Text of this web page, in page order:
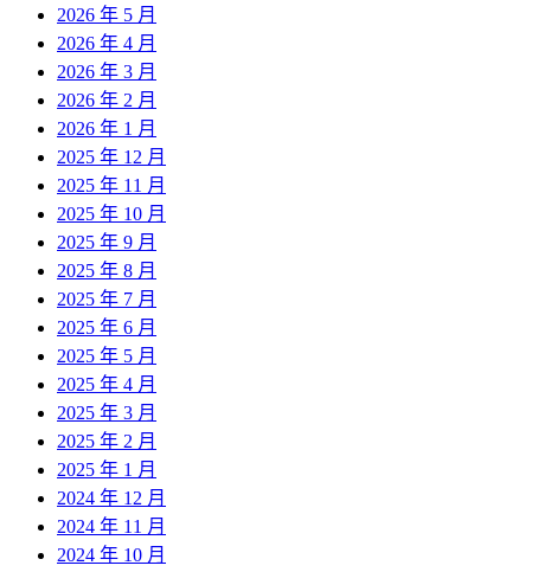
2026 年 5 月
2026 年 4 月
2026 年 3 月
2026 年 2 月
2026 年 1 月
2025 年 12 月
2025 年 11 月
2025 年 10 月
2025 年 9 月
2025 年 8 月
2025 年 7 月
2025 年 6 月
2025 年 5 月
2025 年 4 月
2025 年 3 月
2025 年 2 月
2025 年 1 月
2024 年 12 月
2024 年 11 月
2024 年 10 月